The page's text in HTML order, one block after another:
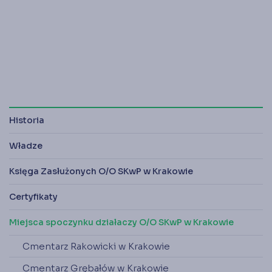
Historia
Władze
Księga Zasłużonych O/O SKwP w Krakowie
Certyfikaty
Miejsca spoczynku działaczy O/O SKwP w Krakowie
Cmentarz Rakowicki w Krakowie
Cmentarz Grębałów w Krakowie